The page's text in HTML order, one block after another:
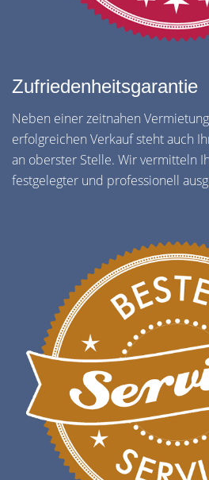
Zufriedenheitsgarantie
Neben einer zeitnahen
erfolgreichen Verkauf steht auch
an oberster Stelle. Wir vermitteln
festgelegter und professionell